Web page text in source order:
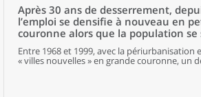
possèdent aucun. Elles abritent 162 000
Après 30 ans de desserrement,
l’emploi se densifie à nouveau en
couronne alors que la population se
Entre 1968 et 1999, avec la périurbanisation
« villes nouvelles » en grande couronne, un
population et de l’emploi était à l’œuvre,